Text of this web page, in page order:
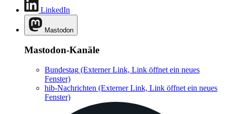
LinkedIn
Mastodon
Mastodon-Kanäle
Bundestag (Externer Link, Link öffnet ein neues
Fenster)
hib-Nachrichten (Externer Link, Link öffnet ein neues
Fenster)